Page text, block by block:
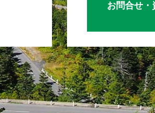
お問合せ・